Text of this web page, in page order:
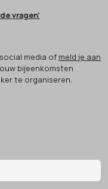
vragen'
media of meld je aan
bijeenkomsten
te organiseren.